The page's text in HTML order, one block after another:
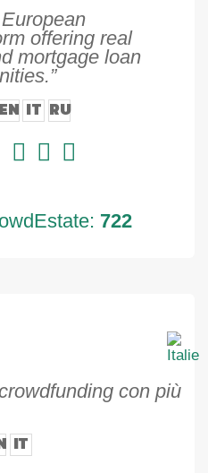
offering real
mortgage loan
EN IT RU
722
con più
IT